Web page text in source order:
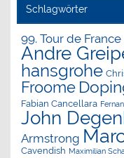
Schlagwörter
99. Tour de France
Andre
hansgrohe
Froome
Fabian Cancellara
John
Armstrong
Cavendish Maximilian